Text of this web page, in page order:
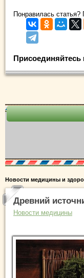
Понравилась
Присоединяйтесь
Новости медицины и
Древний
Новости медицины